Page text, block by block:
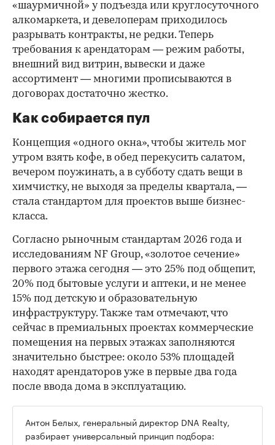
«шаурмичной» у подъезда или круглосуточного
алкомаркета, и девелоперам приходилось
разрывать контракты, не редки. Теперь
требования к арендаторам — режим работы,
внешний вид витрин, вывески и даже
ассортимент — многими прописываются в
договорах достаточно жестко.
Как собирается пул
Концепция «одного окна», чтобы житель мог
утром взять кофе, в обед перекусить салатом,
вечером поужинать, а в субботу сдать вещи в
химчистку, не выходя за пределы квартала, —
стала стандартом для проектов выше бизнес-
класса.
Согласно рыночным стандартам 2026 года и
исследованиям NF Group, «золотое сечение»
первого этажа сегодня — это 25% под общепит,
20% под бытовые услуги и аптеки, и не менее
15% под детскую и образовательную
инфраструктуру. Также там отмечают, что
сейчас в премиальных проектах коммерческие
помещения на первых этажах заполняются
значительно быстрее: около 53% площадей
находят арендаторов уже в первые два года
после ввода дома в эксплуатацию.
Антон Белых, генеральный директор DNA Realty,
разбирает универсальный принцип подбора: